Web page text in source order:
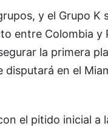
y el Grupo K
entre Colombia y
la primera
en el
el pitido inicial a